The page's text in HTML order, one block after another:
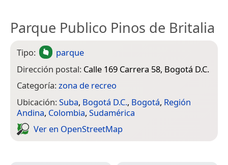
Parque Publico Pinos de Britalia
Tipo:
parque
Dirección postal: Calle 169 Carrera 58, Bogotá D.C.
Categoría:zona de recreo
Ubicación:Suba, Bogotá D.C., Bogotá, Región
Andina, Colombia, Sudamérica
Ver en Open­Street­Map